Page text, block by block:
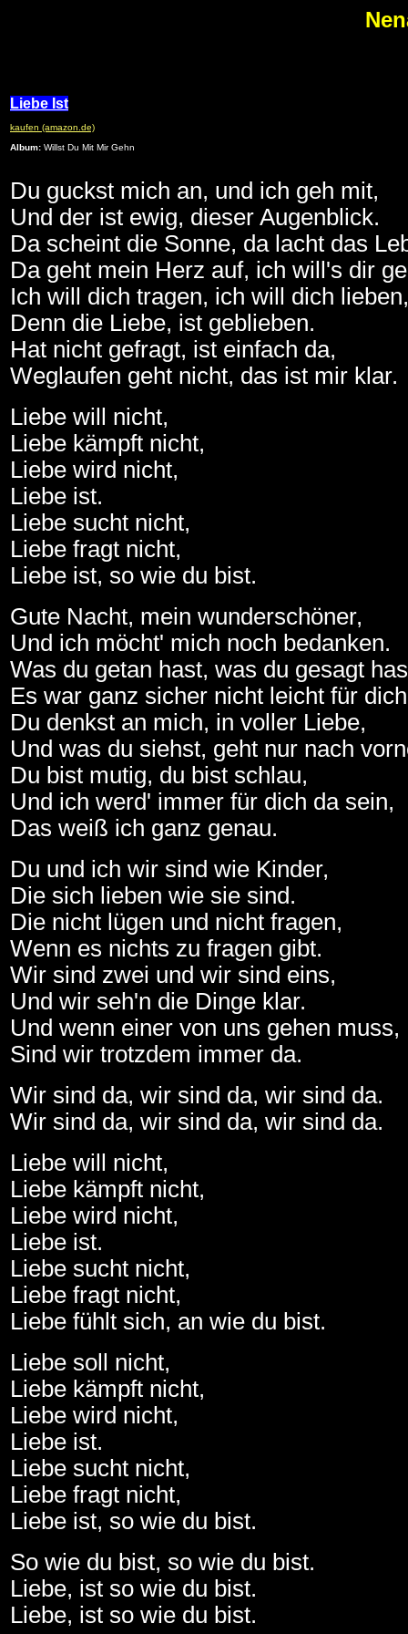
Liebe Ist
kaufen (amazon.de)
Album: Willst Du Mit Mir Gehn
Du guckst mich an, und ich geh mit,
Und der ist ewig, dieser Augenblick.
Da scheint die Sonne, da lacht das
Da geht mein Herz auf, ich will's dir
Ich will dich tragen, ich will dich lieben,
Denn die Liebe, ist geblieben.
Hat nicht gefragt, ist einfach da,
Weglaufen geht nicht, das ist mir klar.
Liebe will nicht,
Liebe kämpft nicht,
Liebe wird nicht,
Liebe ist.
Liebe sucht nicht,
Liebe fragt nicht,
Liebe ist, so wie du bist.
Gute Nacht, mein wunderschöner,
Und ich möcht' mich noch bedanken.
Was du getan hast, was du gesagt
Es war ganz sicher nicht leicht für
Du denkst an mich, in voller Liebe,
Und was du siehst, geht nur nach
Du bist mutig, du bist schlau,
Und ich werd' immer für dich da sein,
Das weiß ich ganz genau.
Du und ich wir sind wie Kinder,
Die sich lieben wie sie sind.
Die nicht lügen und nicht fragen,
Wenn es nichts zu fragen gibt.
Wir sind zwei und wir sind eins,
Und wir seh'n die Dinge klar.
Und wenn einer von uns gehen muss,
Sind wir trotzdem immer da.
Wir sind da, wir sind da, wir sind da.
Wir sind da, wir sind da, wir sind da.
Liebe will nicht,
Liebe kämpft nicht,
Liebe wird nicht,
Liebe ist.
Liebe sucht nicht,
Liebe fragt nicht,
Liebe fühlt sich, an wie du bist.
Liebe soll nicht,
Liebe kämpft nicht,
Liebe wird nicht,
Liebe ist.
Liebe sucht nicht,
Liebe fragt nicht,
Liebe ist, so wie du bist.
So wie du bist, so wie du bist.
Liebe, ist so wie du bist.
Liebe, ist so wie du bist.